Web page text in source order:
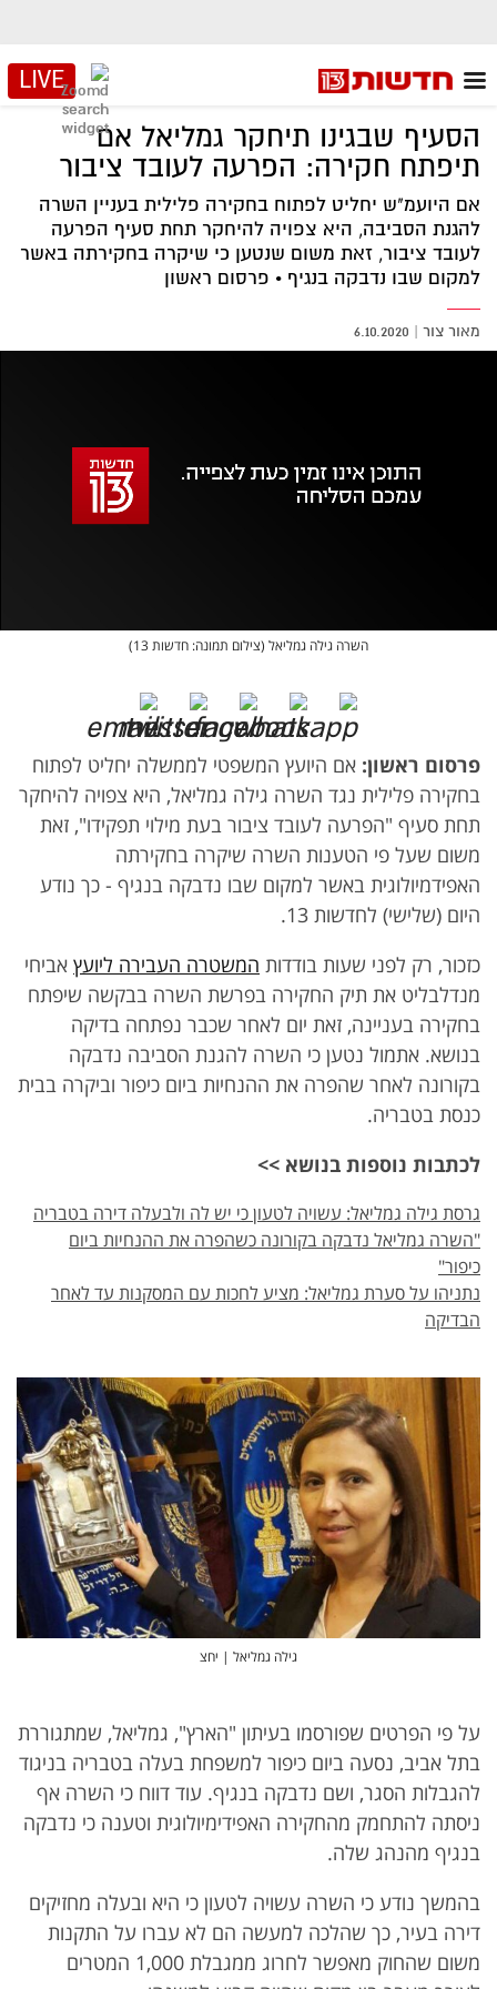
LIVE
הסעיף שבגינו תיחקר גמליאל אם
תיפתח חקירה: הפרעה לעובד ציבור
אם היועמ"ש יחליט לפתוח בחקירה פלילית בעניין השרה
להגנת הסביבה, היא צפויה להיחקר תחת סעיף הפרעה
לעובד ציבור, זאת משום שנטען כי שיקרה בחקירתה באשר
למקום שבו נדבקה בנגיף • פרסום ראשון
מאור צור |
6.10.2020
השרה גילה גמליאל (צילום תמונה: חדשות 13)
פרסום ראשון: אם היועץ המשפטי לממשלה יחליט לפתוח
בחקירה פלילית נגד השרה גילה גמליאל, היא צפויה להיחקר
תחת סעיף "הפרעה לעובד ציבור בעת מילוי תפקידו", זאת
משום שעל פי הטענות השרה שיקרה בחקירתה
האפידמיולוגית באשר למקום שבו נדבקה בנגיף - כך נודע
היום (שלישי) לחדשות 13.
כזכור, רק לפני שעות בודדות המשטרה העבירה ליועץ אביחי
מנדלבליט את תיק החקירה בפרשת השרה בבקשה שיפתח
בחקירה בעניינה, זאת יום לאחר שכבר נפתחה בדיקה
בנושא. אתמול נטען כי השרה להגנת הסביבה נדבקה
בקורונה לאחר שהפרה את ההנחיות ביום כיפור וביקרה בבית
כנסת בטבריה.
לכתבות נוספות בנושא >>
גרסת גילה גמליאל: עשויה לטעון כי יש לה ולבעלה דירה בטבריה
"השרה גמליאל נדבקה בקורונה כשהפרה את ההנחיות ביום
כיפור"
נתניהו על סערת גמליאל: מציע לחכות עם המסקנות עד לאחר
הבדיקה
גילה גמליאל | יחצ
על פי הפרטים שפורסמו בעיתון "הארץ", גמליאל, שמתגוררת
בתל אביב, נסעה ביום כיפור למשפחת בעלה בטבריה בניגוד
להגבלות הסגר, ושם נדבקה בנגיף. עוד דווח כי השרה אף
ניסתה להתחמק מהחקירה האפידימיולוגית וטענה כי נדבקה
בנגיף מהנהג שלה.
בהמשך נודע כי השרה עשויה לטעון כי היא ובעלה מחזיקים
דירה בעיר, כך שהלכה למעשה הם לא עברו על התקנות
משום שהחוק מאפשר לחרוג ממגבלת 1,000 המטרים